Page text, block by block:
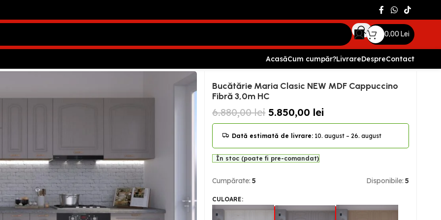
0,00 Lei
AcasăCum cumpăr?LivrareDespreContact
Bucătărie Maria Clasic NEW MDF Cappuccino
Fibră 3,0m HC
6.880,00lei 5.850,00 lei
Dată estimată de livrare: 10. august – 26. august
În stoc (poate fi pre-comandat)
Cumpărate: 5 Disponibile: 5
CULOARE